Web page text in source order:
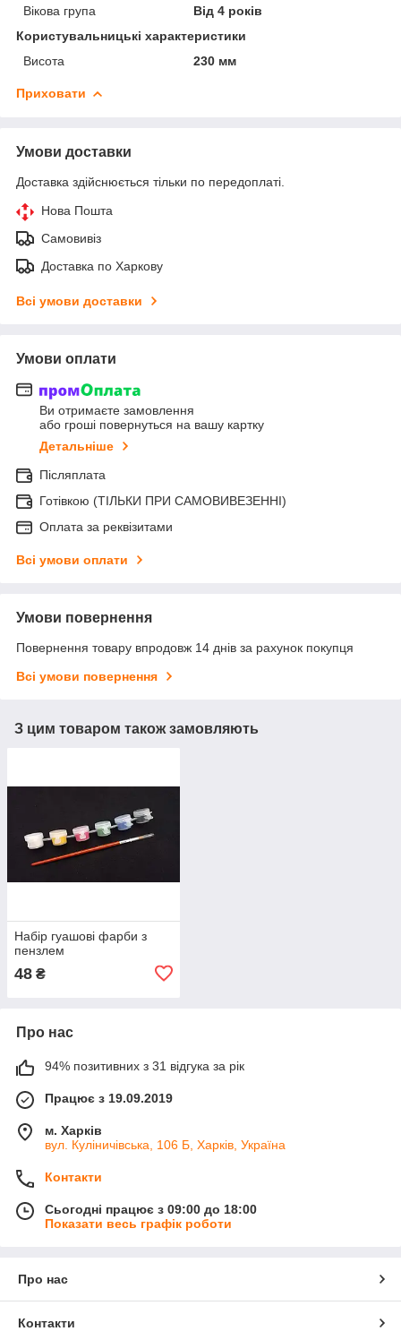
Вікова група
Від 4 років
Користувальницькі характеристики
Висота
230 мм
Приховати
Умови доставки
Доставка здійснюється тільки по передоплаті.
Нова Пошта
Самовивіз
Доставка по Харкову
Всі умови доставки
Умови оплати
Ви отримаєте замовлення
або гроші повернуться на вашу картку
Детальніше
Післяплата
Готівкою (ТІЛЬКИ ПРИ САМОВИВЕЗЕННІ)
Оплата за реквізитами
Всі умови оплати
Умови повернення
Повернення товару впродовж 14 днів за рахунок покупця
Всі умови повернення
З цим товаром також замовляють
Набір гуашові фарби з
пензлем
48 ₴
Про нас
94% позитивних з 31 відгука за рік
Працює з 19.09.2019
м. Харків
вул. Куліничівська, 106 Б, Харків, Україна
Контакти
Сьогодні працює з 09:00 до 18:00
Показати весь графік роботи
Про нас
Контакти